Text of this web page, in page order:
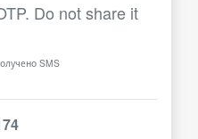
Do not share it
SMS